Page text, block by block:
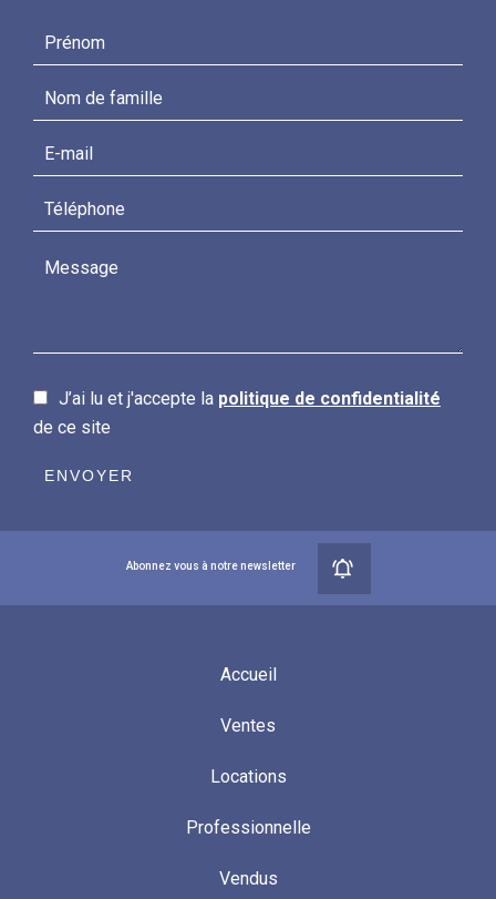
J’ai lu et j'accepte la politique de confidentialité
de ce site
ENVOYER
Abonnez vous à notre newsletter
Accueil
Ventes
Locations
Professionnelle
Vendus